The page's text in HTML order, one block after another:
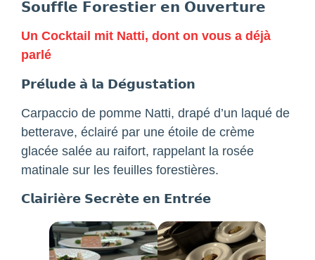
𝗦𝗼𝘂𝗳𝗳𝗹𝗲 𝗙𝗼𝗿𝗲𝘀𝘁𝗶𝗲𝗿 𝗲𝗻 𝗢𝘂𝘃𝗲𝗿𝘁𝘂𝗿𝗲
Un Cocktail mit Natti, dont on vous a déjà
parlé
𝗣𝗿𝗲́𝗹𝘂𝗱𝗲 𝗮̀ 𝗹𝗮 𝗗𝗲́𝗴𝘂𝘀𝘁𝗮𝘁𝗶𝗼𝗻
Carpaccio de pomme Natti, drapé d’un laqué de
betterave, éclairé par une étoile de crème
glacée salée au raifort, rappelant la rosée
matinale sur les feuilles forestières.
𝗖𝗹𝗮𝗶𝗿𝗶𝗲̀𝗿𝗲 𝗦𝗲𝗰𝗿𝗲̀𝘁𝗲 𝗲𝗻 𝗘𝗻𝘁𝗿𝗲́𝗲